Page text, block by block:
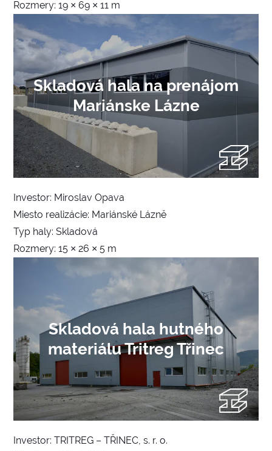
Rozmery: 19 × 69 × 11 m
Skladová hala na prenájom
Mariánske Lázne
Investor: Miroslav Opava
Miesto realizácie: Mariánské Lázně
Typ haly: Skladová
Rozmery: 15 × 26 × 5 m
Skladová hala hutného
materiálu Tritreg Třinec
Investor: TRITREG – TŘINEC, s. r. o.